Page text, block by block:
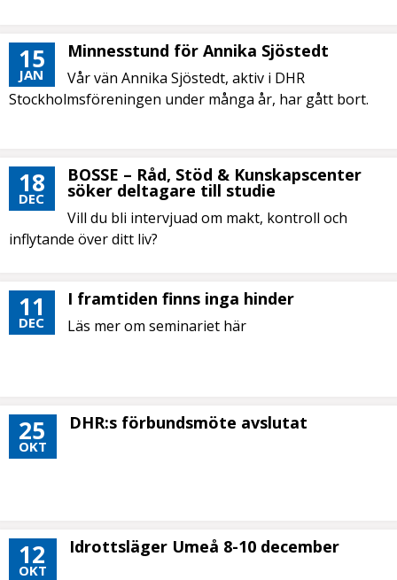
15
JAN
Minnesstund för Annika Sjöstedt
Vår vän Annika Sjöstedt, aktiv i DHR
Stockholmsföreningen under många år, har gått bort.
18
DEC
BOSSE – Råd, Stöd & Kunskapscenter
söker deltagare till studie
Vill du bli intervjuad om makt, kontroll och
inflytande över ditt liv?
11
DEC
I framtiden finns inga hinder
Läs mer om seminariet här
25
OKT
DHR:s förbundsmöte avslutat
12
OKT
Idrottsläger Umeå 8-10 december